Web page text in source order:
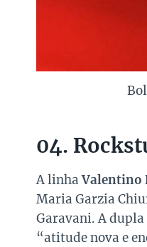
04.
A linhaValentino
Maria Garzia
Garavani. A
“atitude nova e